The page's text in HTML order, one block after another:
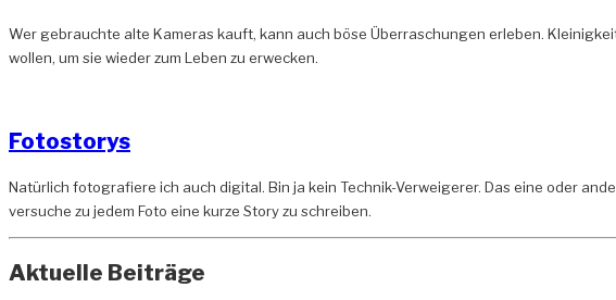
Wer gebrauchte alte Kameras kauft, kann auch böse Überraschungen erleben.
wollen, um sie wieder zum Leben zu erwecken.
Fotostorys
Natürlich fotografiere ich auch digital. Bin ja kein Technik-Verweigerer. Das eine oder
versuche zu jedem Foto eine kurze Story zu schreiben.
Aktuelle Beiträge